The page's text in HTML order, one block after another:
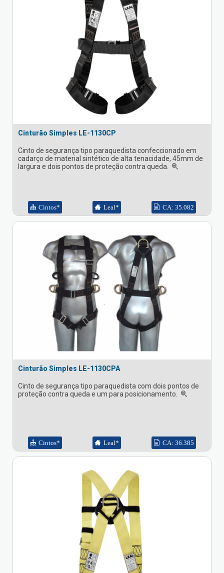
Cinturão Simples LE-1130CP
Cinto de segurança tipo paraquedista confeccionado em
cadarço de material sintético de alta tenacidade, 45mm de
largura e dois pontos de proteção contra queda.
Cintos* Leal* CA: 35.082
Cinturão Simples LE-1130CPA
Cinto de segurança tipo paraquedista com dois pontos de
proteção contra queda e um para posicionamento.
Cintos* Leal* CA: 36.385